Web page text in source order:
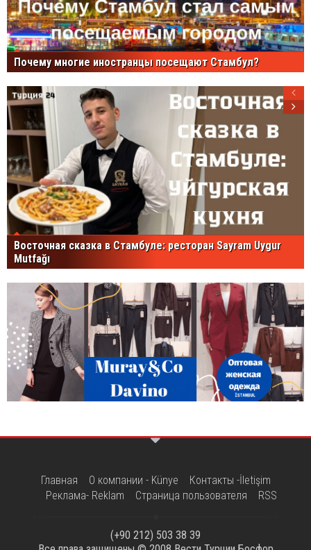
Почему многие иностранцы посещают Стамбул?
Восточная сказка в Стамбуле: ресторан Sayram Uygur
Mutfağı
Главная О компании - Künye
Контакты -İletişim
Реклама- Reklam
Страница пользователя RSS
(+90 212) 503 38 39